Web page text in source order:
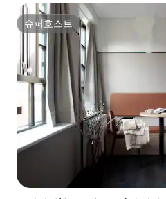
슈퍼호스트
슈퍼호스트